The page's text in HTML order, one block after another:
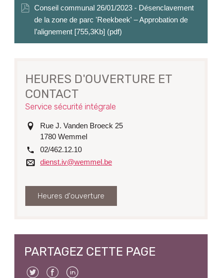
Conseil communal 26/01/2023 - Désenclavement
de la zone de parc 'Reekbeek' – Approbation de
l’alignement [755,3Kb] (pdf)
HEURES D'OUVERTURE ET
CONTACT
Service sécurité intégrale
adresseRue J. Vanden Broeck 25
1780 Wemmel
tél.
02/462.12.10
Courrieldienst.iv@wemmel.be
Heures d'ouverture
PARTAGEZ CETTE PAGE
Twitter Facebook